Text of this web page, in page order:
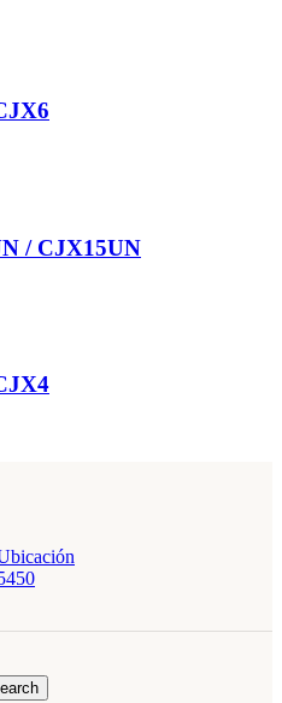
/ CJX15UN